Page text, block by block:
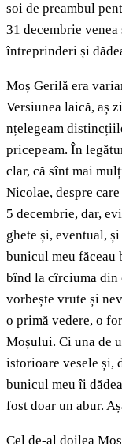
soi de preambul
31 decembrie
întreprinderi și
Moș Gerilă era
Versiunea laică, aș
nțelegeam
pricepeam. În
clar, că sînt mai
Nicolae, despre
5 decembrie, dar,
ghete și, eventual,
bunicul meu făceau
bînd la cîrciuma din
vorbește vrute și
o primă vedere, o
Moșului. Ci una de
istorioare vesele și,
bunicul meu îi
fost doar un abur.
Cel de-al doilea